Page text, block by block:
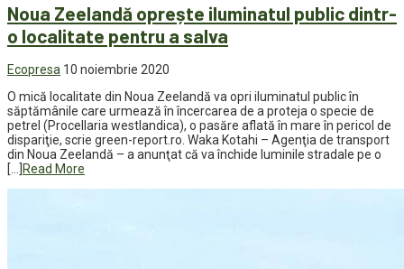
Noua Zeelandă oprește iluminatul public dintr-
o localitate pentru a salva
Ecopresa 10 noiembrie 2020
O mică localitate din Noua Zeelandă va opri iluminatul public în
săptămânile care urmează în încercarea de a proteja o specie de
petrel (Procellaria westlandica), o pasăre aflată în mare în pericol de
dispariţie, scrie green-report.ro. Waka Kotahi – Agenţia de transport
din Noua Zeelandă – a anunţat că va închide luminile stradale pe o
[…] Read More